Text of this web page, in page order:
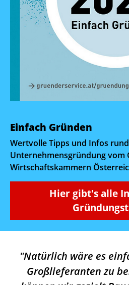
Einfach Gründen
Wertvolle Tipps und Infos
Unternehmensgründung vom
Wirtschaftskammern
Hier gibt's alle
Natürlich wäre es
Großlieferanten zu